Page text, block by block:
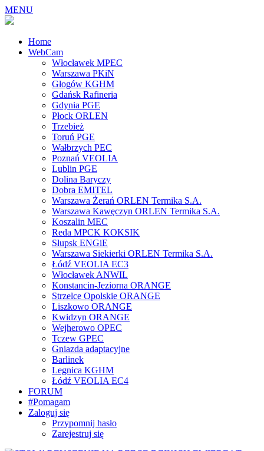
MENU
Home
WebCam
Włocławek MPEC
Warszawa PKiN
Głogów KGHM
Gdańsk Rafineria
Gdynia PGE
Płock ORLEN
Trzebież
Toruń PGE
Wałbrzych PEC
Poznań VEOLIA
Lublin PGE
Dolina Baryczy
Dobra EMITEL
Warszawa Żerań ORLEN Termika S.A.
Warszawa Kawęczyn ORLEN Termika S.A.
Koszalin MEC
Reda MPCK KOKSIK
Słupsk ENGiE
Warszawa Siekierki ORLEN Termika S.A.
Łódź VEOLIA EC3
Włocławek ANWIL
Konstancin-Jeziorna ORANGE
Strzelce Opolskie ORANGE
Liszkowo ORANGE
Kwidzyn ORANGE
Wejherowo OPEC
Tczew GPEC
Gniazda adaptacyjne
Barlinek
Legnica KGHM
Łódź VEOLIA EC4
FORUM
#Pomagam
Zaloguj się
Przypomnij hasło
Zarejestruj się